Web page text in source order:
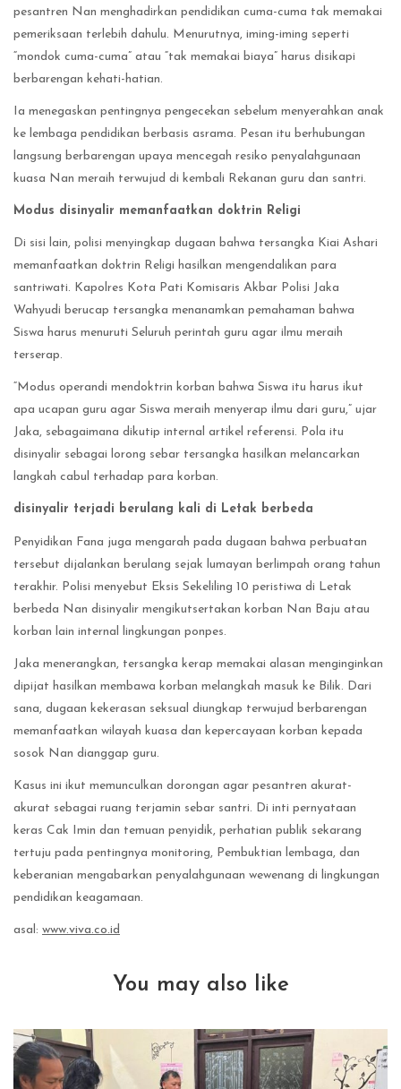
pesantren Nan menghadirkan pendidikan cuma-cuma tak memakai
pemeriksaan terlebih dahulu. Menurutnya, iming-iming seperti
“mondok cuma-cuma” atau “tak memakai biaya” harus disikapi
berbarengan kehati-hatian.
Ia menegaskan pentingnya pengecekan sebelum menyerahkan anak
ke lembaga pendidikan berbasis asrama. Pesan itu berhubungan
langsung berbarengan upaya mencegah resiko penyalahgunaan
kuasa Nan meraih terwujud di kembali Rekanan guru dan santri.
Modus disinyalir memanfaatkan doktrin Religi
Di sisi lain, polisi menyingkap dugaan bahwa tersangka Kiai Ashari
memanfaatkan doktrin Religi hasilkan mengendalikan para
santriwati. Kapolres Kota Pati Komisaris Akbar Polisi Jaka
Wahyudi berucap tersangka menanamkan pemahaman bahwa
Siswa harus menuruti Seluruh perintah guru agar ilmu meraih
terserap.
“Modus operandi mendoktrin korban bahwa Siswa itu harus ikut
apa ucapan guru agar Siswa meraih menyerap ilmu dari guru,” ujar
Jaka, sebagaimana dikutip internal artikel referensi. Pola itu
disinyalir sebagai lorong sebar tersangka hasilkan melancarkan
langkah cabul terhadap para korban.
disinyalir terjadi berulang kali di Letak berbeda
Penyidikan Fana juga mengarah pada dugaan bahwa perbuatan
tersebut dijalankan berulang sejak lumayan berlimpah orang tahun
terakhir. Polisi menyebut Eksis Sekeliling 10 peristiwa di Letak
berbeda Nan disinyalir mengikutsertakan korban Nan Baju atau
korban lain internal lingkungan ponpes.
Jaka menerangkan, tersangka kerap memakai alasan menginginkan
dipijat hasilkan membawa korban melangkah masuk ke Bilik. Dari
sana, dugaan kekerasan seksual diungkap terwujud berbarengan
memanfaatkan wilayah kuasa dan kepercayaan korban kepada
sosok Nan dianggap guru.
Kasus ini ikut memunculkan dorongan agar pesantren akurat-
akurat sebagai ruang terjamin sebar santri. Di inti pernyataan
keras Cak Imin dan temuan penyidik, perhatian publik sekarang
tertuju pada pentingnya monitoring, Pembuktian lembaga, dan
keberanian mengabarkan penyalahgunaan wewenang di lingkungan
pendidikan keagamaan.
asal: www.viva.co.id
You may also like